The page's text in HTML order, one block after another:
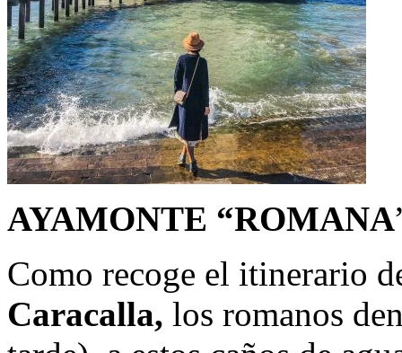
AYAMONTE “ROMANA
Como recoge el itinerario
Caracalla, los romanos